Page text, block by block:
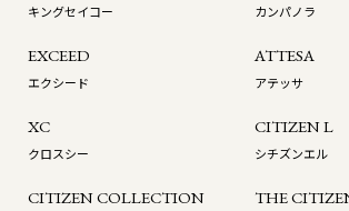
キングセイコー カンパノラ
EXCEED
エクシード
ATTESA
アテッサ
XC
クロスシー
CITIZEN L
シチズンエル
CITIZEN COLLECTION THE